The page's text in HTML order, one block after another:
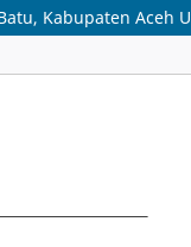
Kabupaten Aceh